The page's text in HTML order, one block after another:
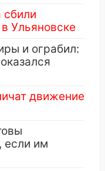
Ульяновске
и ограбил:
движение
если им